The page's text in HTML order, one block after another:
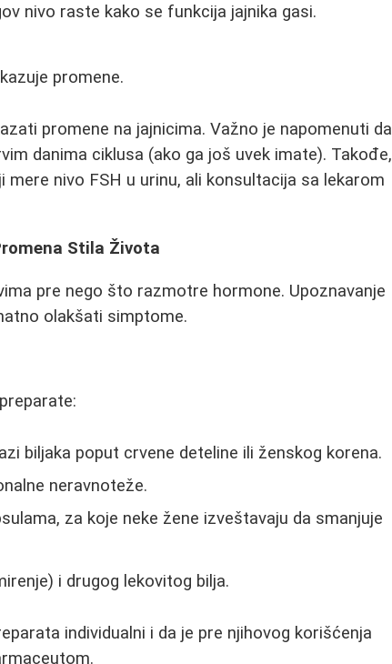
nivo raste kako se funkcija jajnika gasi.
promene.
promene na jajnicima. Važno je napomenuti da
danima ciklusa (ako ga još uvek imate). Takođe,
nivo FSH u urinu, ali konsultacija sa lekarom
Stila Života
pre nego što razmotre hormone. Upoznavanje
olakšati simptome.
biljaka poput crvene deteline ili ženskog korena.
neravnoteže.
za koje neke žene izveštavaju da smanjuje
i drugog lekovitog bilja.
individualni i da je pre njihovog korišćenja